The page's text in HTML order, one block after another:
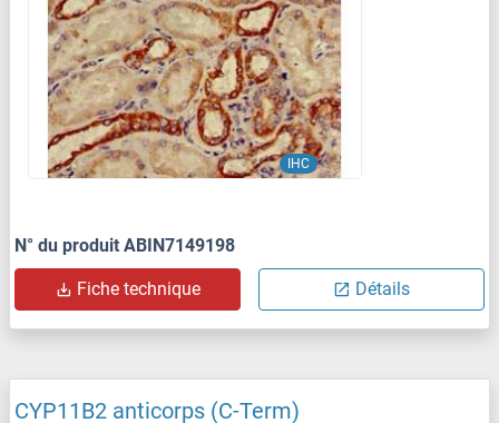
IHC
N° du produit ABIN7149198
Fiche technique Détails
CYP11B2 anticorps (C-Term)